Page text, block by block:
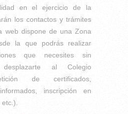
en el ejercicio de la
los contactos y trámites
web dispone de una Zona
la que podrás realizar
que necesites sin
al Colegio
de certificados,
inscripción en